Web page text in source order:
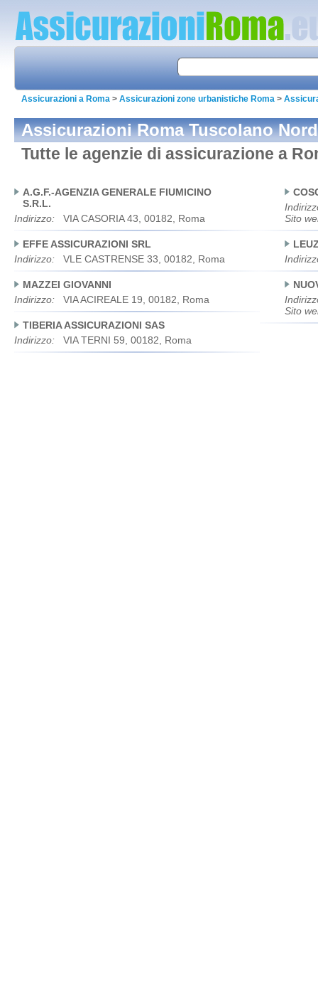
Assicurazioni a Roma > Assicurazioni zone urbanistiche Roma >
Assicurazioni Roma Tuscolano Nord
Tutte le agenzie di assicurazione a
A.G.F.-AGENZIA GENERALE FIUMICINO
S.R.L.
Indirizzo:
VIA CASORIA 43, 00182, Roma
Sito
EFFE ASSICURAZIONI SRL
Indirizzo:
VLE CASTRENSE 33, 00182, Roma
MAZZEI GIOVANNI
Indirizzo:
VIA ACIREALE 19, 00182, Roma
Sito
TIBERIA ASSICURAZIONI SAS
Indirizzo:
VIA TERNI 59, 00182, Roma